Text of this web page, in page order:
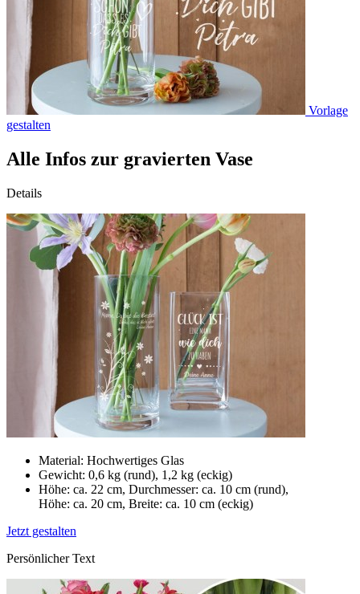
Vorlage
gestalten
Alle Infos zur gravierten Vase
Details
Material: Hochwertiges Glas
Gewicht: 0,6 kg (rund), 1,2 kg (eckig)
Höhe: ca. 22 cm, Durchmesser: ca. 10 cm (rund),
Höhe: ca. 20 cm, Breite: ca. 10 cm (eckig)
Jetzt gestalten
Persönlicher Text